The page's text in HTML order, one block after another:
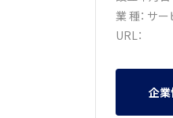
業 種： サー
URL：
企